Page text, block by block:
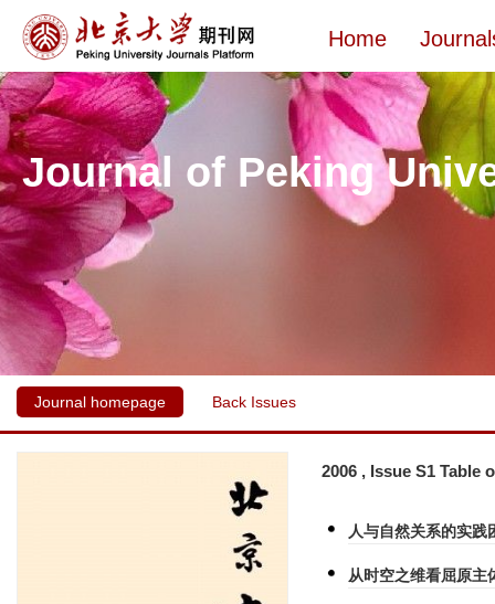
Home
Journal of Peking
Journal homepage Back Issues
2006 , Issue S1 Table
人与自然关系的实
从时空之维看屈原主